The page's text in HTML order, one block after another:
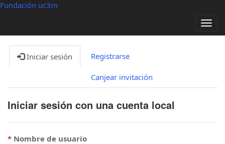
Fundación uc3m
Iniciar sesión Registrarse
Canjear invitación
Iniciar sesión con una cuenta local
Nombre de usuario